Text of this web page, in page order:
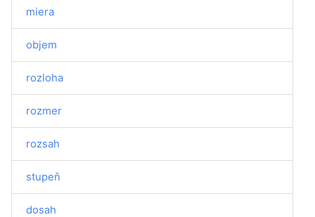
miera
objem
rozloha
rozmer
rozsah
stupeň
dosah